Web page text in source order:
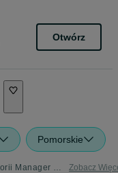
Otwórz
Pomorskie
Dla Ciebie wszystko - Pomorskie - w kategorii Manager restauracji Zobacz